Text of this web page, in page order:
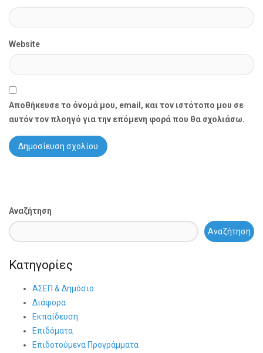
Website
Αποθήκευσε το όνομά μου, email, και τον ιστότοπο μου σε
αυτόν τον πλοηγό για την επόμενη φορά που θα σχολιάσω.
Αναζήτηση
Αναζήτηση
Κατηγορίες
ΑΣΕΠ & Δημόσιο
Διάφορα
Εκπαίδευση
Επιδόματα
Επιδοτούμενα Προγράμματα